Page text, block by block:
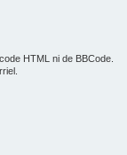
HTML ni de BBCode.